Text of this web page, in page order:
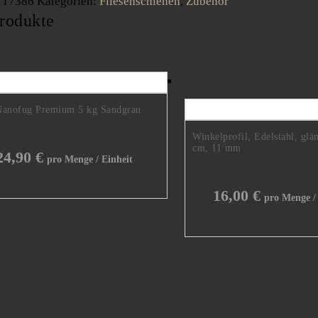
Premium 5 kg Sandgrau
€
Winkelprofil, Edelstahl,
cm, 11 mm
16,00 €